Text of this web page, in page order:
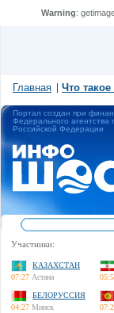
Warning:
Главная Что
Портал создан при
Федерального агентства
Российской Федерации
Участники:
КАЗАХСТАН
07:27 Астана
БЕЛОРУССИЯ
04:27 Минск